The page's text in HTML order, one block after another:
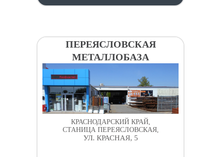
ПЕРЕЯСЛОВСКАЯ
МЕТАЛЛОБАЗА
КРАСНОДАРСКИЙ КРАЙ,
СТАНИЦА ПЕРЕЯСЛОВСКАЯ,
УЛ. КРАСНАЯ, 5